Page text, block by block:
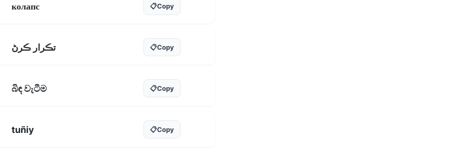
колапс 📋Copy
تڪرار ڪرڻ 📋Copy
බිඳ වැටීම 📋Copy
tuñiy 📋Copy